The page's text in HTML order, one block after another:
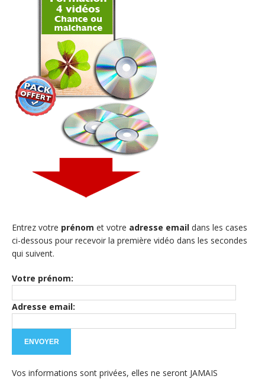
Entrez votre prénom et votre adresse email dans les cases
ci-dessous pour recevoir la première vidéo dans les secondes
qui suivent.
Votre prénom:
Adresse email:
Vos informations sont privées, elles ne seront JAMAIS